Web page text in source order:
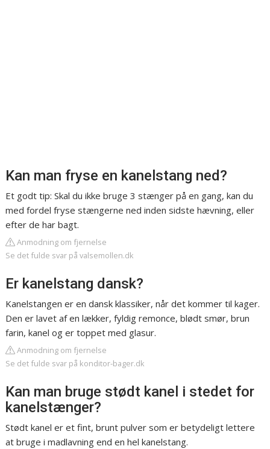
Kan man fryse en kanelstang ned?
Et godt tip: Skal du ikke bruge 3 stænger på en gang, kan du
med fordel fryse stængerne ned inden sidste hævning, eller
efter de har bagt.
Anmodning om fjernelse
Se det fulde svar på valsemollen.dk
Er kanelstang dansk?
Kanelstangen er en dansk klassiker, når det kommer til kager.
Den er lavet af en lækker, fyldig remonce, blødt smør, brun
farin, kanel og er toppet med glasur.
Anmodning om fjernelse
Se det fulde svar på konditor-bager.dk
Kan man bruge stødt kanel i stedet for
kanelstænger?
Stødt kanel er et fint, brunt pulver som er betydeligt lettere
at bruge i madlavning end en hel kanelstang.